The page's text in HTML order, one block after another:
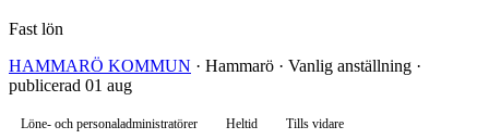
Fast lön
HAMMARÖ KOMMUN · Hammarö · Vanlig anställning ·
publicerad 01 aug
Löne- och personaladministratörer Heltid Tills vidare